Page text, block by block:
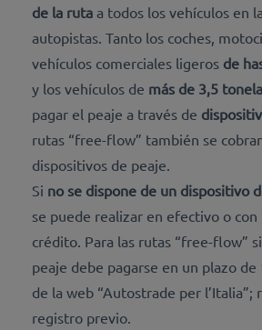
de la ruta a todos los vehículos en
autopistas. Tanto los coches,
vehículos comerciales ligeros de
y los vehículos de más de 3,5
pagar el peaje a través de
rutas “free-flow” también se
dispositivos de peaje.
Si no se dispone de un dispositivo
se puede realizar en efectivo o
crédito . Para las rutas “free-flow”
peaje debe pagarse en un plazo de
de la web “Autostrade per l’Italia”;
registro previo.